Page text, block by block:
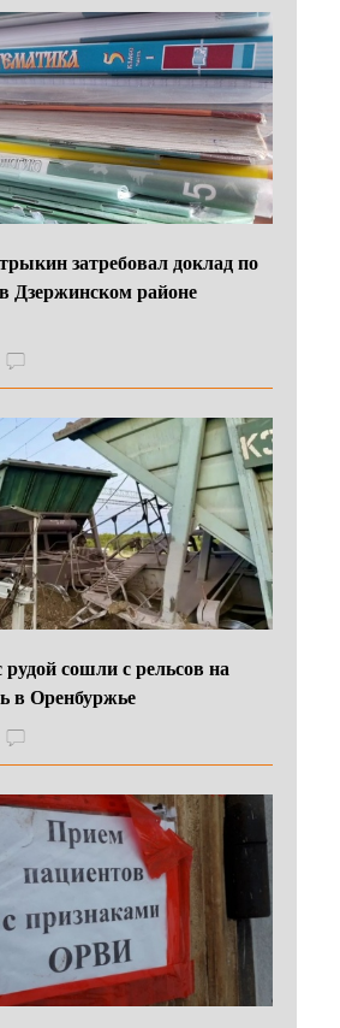
затребовал доклад по
Дзержинском районе
сошли с рельсов на
в Оренбуржье